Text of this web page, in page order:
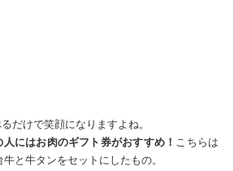
だけで笑顔になりますよね。
にはお肉のギフト券がおすすめ！ こちらは
と牛タンをセットにしたもの。